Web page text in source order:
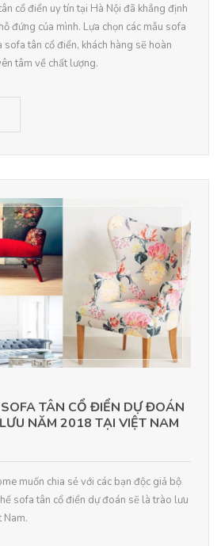
cổ điển uy tín tại Hà Nội đã khẳng định
đứng của mình. Lựa chọn các mẫu sofa
tân cổ điển, khách hàng sẽ hoàn
tâm về chất lượng.
TÂN CỔ ĐIỂN DỰ ĐOÁN
NĂM 2018 TẠI VIỆT NAM
muốn chia sẻ với các bạn độc giả bộ
sofa tân cổ điển dự đoán sẽ là trào lưu